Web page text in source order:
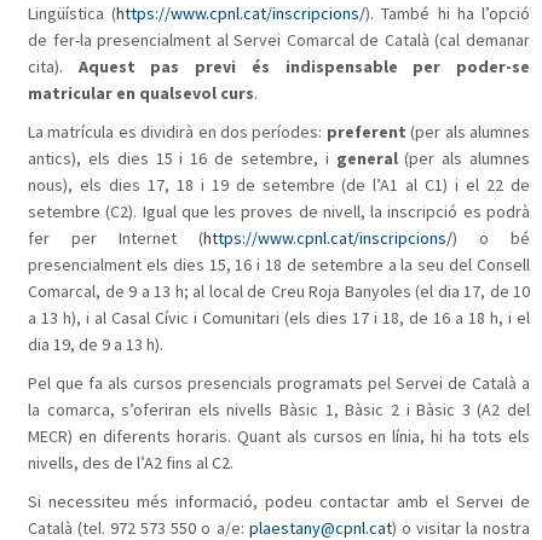
Lingüística (https://www.cpnl.cat/inscripcions/). També hi ha l’opció
de fer-la presencialment al Servei Comarcal de Català (cal demanar
cita). Aquest pas previ és indispensable per poder-se
matricular en qualsevol curs.
La matrícula es dividirà en dos períodes: preferent (per als alumnes
antics), els dies 15 i 16 de setembre, i general(per als alumnes
nous), els dies 17, 18 i 19 de setembre (de l’A1 al C1) i el 22 de
setembre (C2). Igual que les proves de nivell, la inscripció es podrà
fer per Internet (https://www.cpnl.cat/inscripcions/) o bé
presencialment els dies 15, 16 i 18 de setembre a la seu del Consell
Comarcal, de 9 a 13 h; al local de Creu Roja Banyoles (el dia 17, de 10
a 13 h), i al Casal Cívic i Comunitari (els dies 17 i 18, de 16 a 18 h, i el
dia 19, de 9 a 13 h).
Pel que fa als cursos presencials programats pel Servei de Català a
la comarca, s’oferiran els nivells Bàsic 1, Bàsic 2 i Bàsic 3 (A2 del
MECR) en diferents horaris. Quant als cursos en línia, hi ha tots els
nivells, des de l’A2 fins al C2.
Si necessiteu més informació, podeu contactar amb el Servei de
Català (tel. 972 573 550 o a/e: plaestany@cpnl.cat) o visitar la nostra